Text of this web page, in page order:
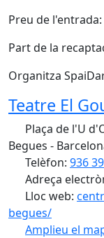
Preu de
Part de la
Organitza
Teatre El
Plaça de l'U
Begues -
Telèfon: 936
Adreça
Lloc web:
begues/
Amplieu el